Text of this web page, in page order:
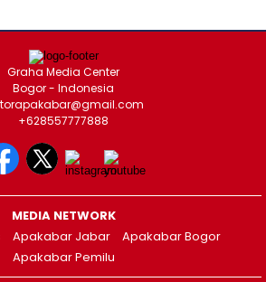
Graha Media Center
Bogor - Indonesia
+628557777888
MEDIA NETWORK
Apakabar Jabar
Apakabar Bogor
Apakabar Pemilu